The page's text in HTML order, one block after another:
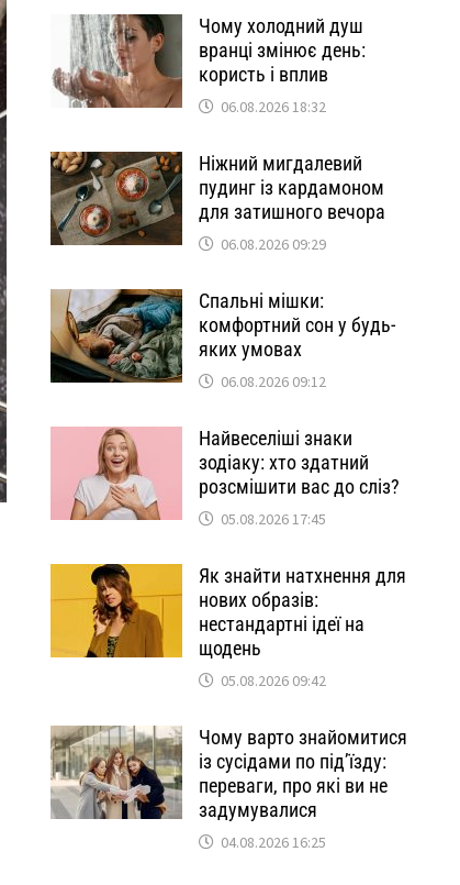
Чому холодний душ
вранці змінює день:
користь і вплив
06.08.2026 18:32
Ніжний мигдалевий
пудинг із кардамоном
для затишного вечора
06.08.2026 09:29
Спальні мішки:
комфортний сон у будь-
яких умовах
06.08.2026 09:12
Найвеселіші знаки
зодіаку: хто здатний
розсмішити вас до сліз?
05.08.2026 17:45
Як знайти натхнення для
нових образів:
нестандартні ідеї на
щодень
05.08.2026 09:42
Чому варто знайомитися
із сусідами по під’їзду:
переваги, про які ви не
задумувалися
04.08.2026 16:25